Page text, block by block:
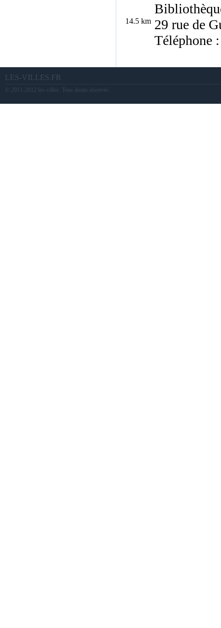
14.5 km 29 rue de
Téléphone
LES-VILLES.FR
© 2011-2012 les-villes. Tous droits réservés.